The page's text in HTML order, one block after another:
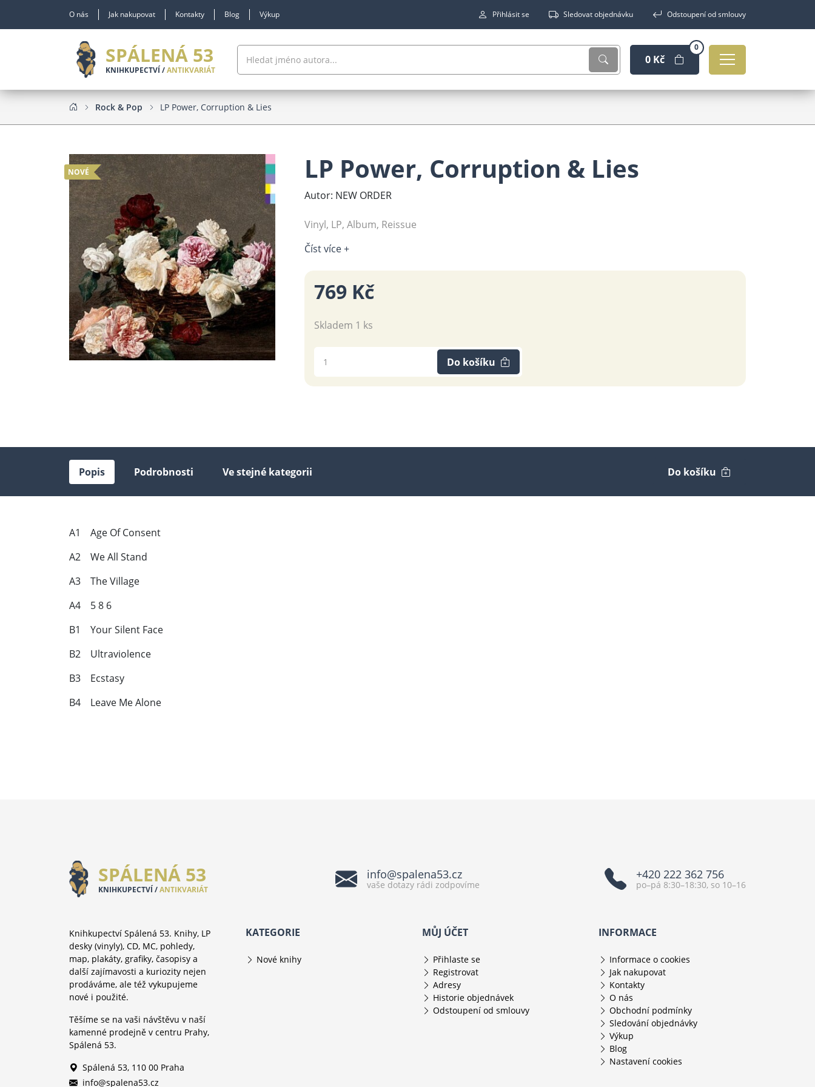
O nás Jak nakupovat Kontakty Blog Výkup Přihlásit se Sledovat objednávku Odstoupení od smlouvy
SPÁLENÁ 53
KNIHKUPECTVÍ /ANTIKVARIÁT
0 Kč
0
Rock & Pop LP Power, Corruption & Lies
NOVÉ LP Power, Corruption & Lies
Autor: NEW ORDER
Vinyl, LP, Album, Reissue
Číst více +
769 Kč
Skladem 1 ks
Do košíku
Popis Podrobnosti Ve stejné kategorii Do košíku
A1 Age Of Consent
A2 We All Stand
A3 The Village
A4 5 8 6
B1 Your Silent Face
B2 Ultraviolence
B3 Ecstasy
B4 Leave Me Alone
SPÁLENÁ 53
KNIHKUPECTVÍ /ANTIKVARIÁT
info@spalena53.cz
vaše dotazy rádi zodpovíme
+420 222 362 756
po–pá 8:30–18:30, so 10–16
Knihkupectví Spálená 53. Knihy, LP
desky (vinyly), CD, MC, pohledy,
map, plakáty, grafiky, časopisy a
další zajímavosti a kuriozity nejen
prodáváme, ale též vykupujeme
nové i použité.
Těšíme se na vaši návštěvu v naší
kamenné prodejně v centru Prahy,
Spálená 53.
Spálená 53, 110 00 Praha
info@spalena53.cz
KATEGORIE
Nové knihy
MŮJ ÚČET
Přihlaste se
Registrovat
Adresy
Historie objednávek
Odstoupení od smlouvy
INFORMACE
Informace o cookies
Jak nakupovat
Kontakty
O nás
Obchodní podmínky
Sledování objednávky
Výkup
Blog
Nastavení cookies